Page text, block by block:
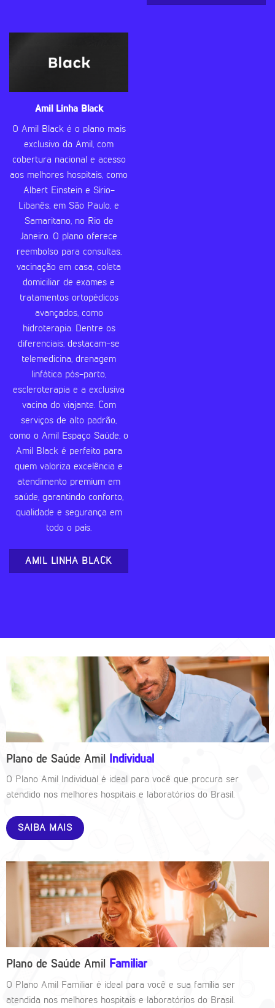
Amil Linha Black
O Amil Black é o plano mais
exclusivo da Amil, com
cobertura nacional e acesso
aos melhores hospitais, como
Albert Einstein e Sírio-
Libanês, em São Paulo, e
Samaritano, no Rio de
Janeiro. O plano oferece
reembolso para consultas,
vacinação em casa, coleta
domiciliar de exames e
tratamentos ortopédicos
avançados, como
hidroterapia. Dentre os
diferenciais, destacam-se
telemedicina, drenagem
linfática pós-parto,
escleroterapia e a exclusiva
vacina do viajante. Com
serviços de alto padrão,
como o Amil Espaço Saúde, o
Amil Black é perfeito para
quem valoriza excelência e
atendimento premium em
saúde, garantindo conforto,
qualidade e segurança em
todo o país.
AMIL LINHA BLACK
Plano de Saúde Amil Individual
O Plano Amil Individual é ideal para você que procura ser
atendido nos melhores hospitais e laboratórios do Brasil.
SAIBA MAIS
Plano de Saúde Amil Familiar
O Plano Amil Familiar é ideal para você e sua família ser
atendida nos melhores hospitais e laboratórios do Brasil.